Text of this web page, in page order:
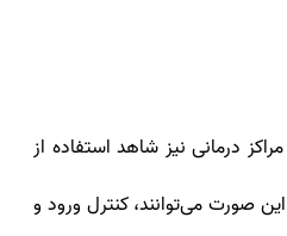
درمانی نیز شاهد استفاده از
صورت می‌توانند، کنترل ورود و